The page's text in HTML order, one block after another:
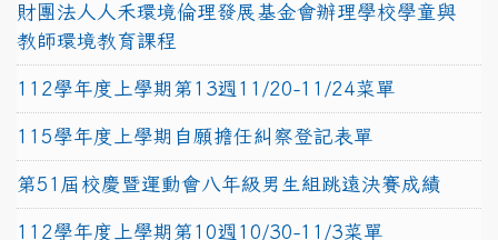
財團法人人禾環境倫理發展基金會辦理學校學童與
教師環境教育課程
112學年度上學期第13週11/20-11/24菜單
115學年度上學期自願擔任糾察登記表單
第51屆校慶暨運動會八年級男生組跳遠決賽成績
112學年度上學期第10週10/30-11/3菜單